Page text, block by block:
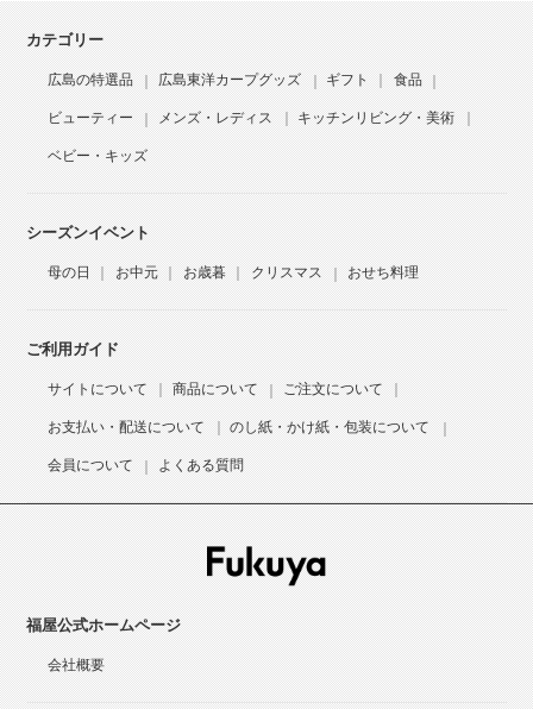
カテゴリー
広島の特選品 広島東洋カープグッズ ギフト 食品
ビューティー メンズ・レディス キッチンリビング・美術
ベビー・キッズ
シーズンイベント
母の日 お中元 お歳暮 クリスマス おせち料理
ご利用ガイド
サイトについて 商品について ご注文について
お支払い・配送について のし紙・かけ紙・包装について
会員について よくある質問
福屋公式ホームページ
会社概要